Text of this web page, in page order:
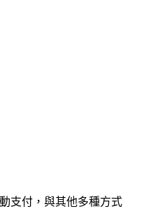
支付，與其他多種方式